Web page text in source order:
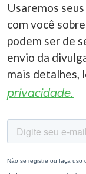
Usaremos
com você
podem ser de
envio da
mais detalhes,
privacidade.